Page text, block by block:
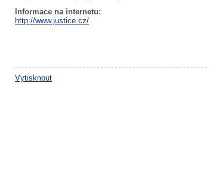
Informace na internetu:
http://www.justice.cz/
Vytisknout